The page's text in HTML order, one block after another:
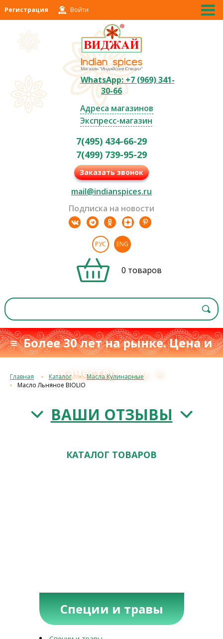
Регистрация Войти
WhatsApp: +7 (969) 341-
30-66
Адреса магазинов
Экспресс-магазин
7(495) 434-66-29
7(499) 739-95-29
Заказать звонок
mail@indianspices.ru
Подписка на новости
РУС ENG
0 товаров
≡ Более 30 лет на рынке. Цена и
качествос 1993 г. ≡
Главная Каталог
Масла Кулинарные
Масло Льняное BIOLIO
ВАШИ ОТЗЫВЫ
КАТАЛОГ ТОВАРОВ
Специи и травы